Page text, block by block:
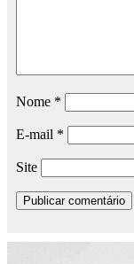
Nome *
E-mail *
Site